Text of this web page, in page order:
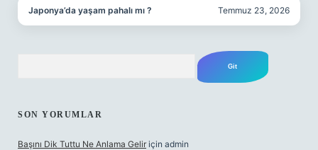
Japonya’da yaşam pahalı mı ? Temmuz 23, 2026
SON YORUMLAR
Başını Dik Tuttu Ne Anlama Gelir için admin